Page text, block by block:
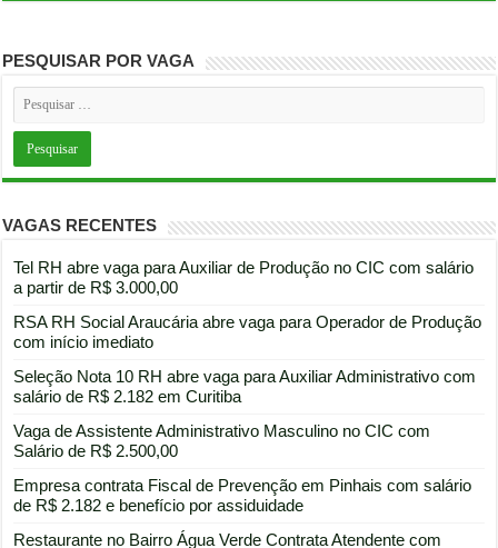
PESQUISAR POR VAGA
VAGAS RECENTES
Tel RH abre vaga para Auxiliar de Produção no CIC com salário
a partir de R$ 3.000,00
RSA RH Social Araucária abre vaga para Operador de Produção
com início imediato
Seleção Nota 10 RH abre vaga para Auxiliar Administrativo com
salário de R$ 2.182 em Curitiba
Vaga de Assistente Administrativo Masculino no CIC com
Salário de R$ 2.500,00
Empresa contrata Fiscal de Prevenção em Pinhais com salário
de R$ 2.182 e benefício por assiduidade
Restaurante no Bairro Água Verde Contrata Atendente com